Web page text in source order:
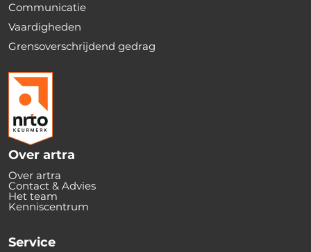
Communicatie
Vaardigheden
Grensoverschrijdend gedrag
Over artra
Over artra
Contact & Advies
Het team
Kenniscentrum
Service